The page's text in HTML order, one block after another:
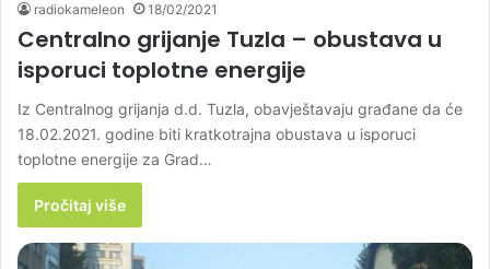
radiokameleon 18/02/2021
Centralno grijanje Tuzla – obustava u
isporuci toplotne energije
Iz Centralnog grijanja d.d. Tuzla, obavještavaju građane da će
18.02.2021. godine biti kratkotrajna obustava u isporuci
toplotne energije za Grad…
Pročitaj više